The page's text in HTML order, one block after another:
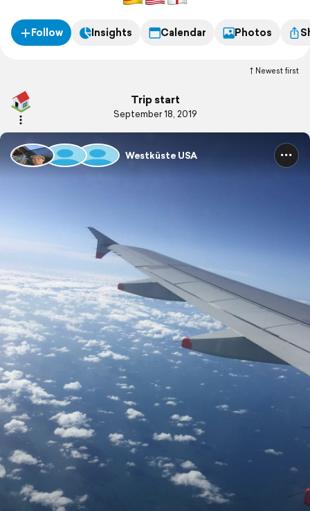
Follow Insights Calendar Photos
Newest first
Trip start
September 18, 2019
Westküste USA